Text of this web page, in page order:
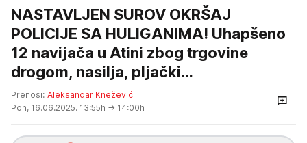
NASTAVLJEN SUROV OKRŠAJ
POLICIJE SA HULIGANIMA! Uhapšeno
12 navijača u Atini zbog trgovine
drogom, nasilja, pljački...
Prenosi: Aleksandar Knežević
Pon, 16.06.2025. 13:55h → 14:00h